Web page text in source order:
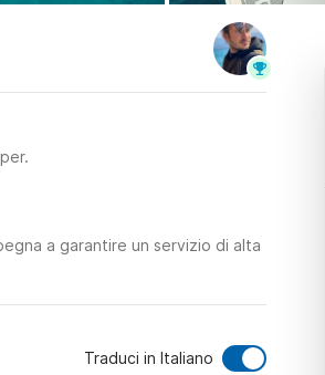
a garantire un servizio di alta
Traduci in Italiano